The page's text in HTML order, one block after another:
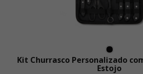
Kit Churrasco Personalizado
Estojo